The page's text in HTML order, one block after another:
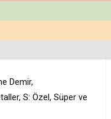
Demir,
S: Özel, Süper ve